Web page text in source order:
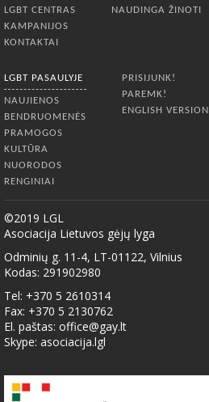
LGBT CENTRAS
KAMPANIJOS
KONTAKTAI
NAUDINGA ŽINOTI
LGBT PASAULYJE
NAUJIENOS
BENDRUOMENĖS
PRAMOGOS
KULTŪRA
NUORODOS
RENGINIAI
PRISIJUNK!
PAREMK!
ENGLISH VERSION
©2019 LGL
Asociacija Lietuvos gėjų lyga
Odminių g. 11-4, LT-01122, Vilnius
Kodas: 291902980
Tel: +370 5 2610314
Fax: +370 5 2130762
El. paštas: office@gay.lt
Skype: asociacija.lgl